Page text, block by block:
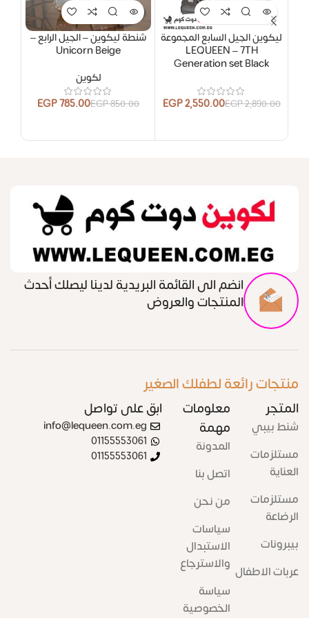
ليكوين الجيل السابع المجموعة
LEQUEEN – 7TH
Generation set Black
2,890.00
EGP
2,550.00
EGP
شنطة ليكوين – الجيل الرابع –
Unicorn Beige
لكوين
850.00
EGP
785.00
EGP
انضم الى القائمة البريدية لدينا ليصلك أحدث
المنتجات والعروض
منتجات رائعة لطفلك الصغير
المتجر
شنط بيبي
مستلزمات
العناية
مستلزمات
الرضاعة
بيبرونات
عربات الاطفال
معلومات
مهمة
المدونة
اتصل بنا
من نحن
سياسات
الاستبدال
والاسترجاع
سياسة
الخصوصية
ابق على تواصل
info@lequeen.com.eg
01155553061
01155553061